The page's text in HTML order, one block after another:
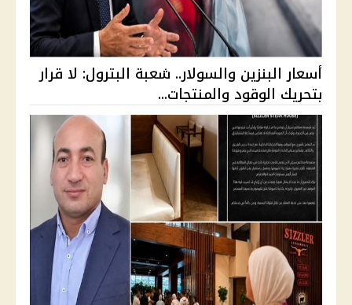
أسعار البنزين والسولار.. شعبة البترول: لا قرار
بتحريك الوقود والمنتجات...